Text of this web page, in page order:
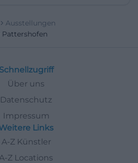
Ausstellungen
Pattershofen
Schnellzugriff
Über uns
Datenschutz
Impressum
Links
A-Z Künstler
Z Locations